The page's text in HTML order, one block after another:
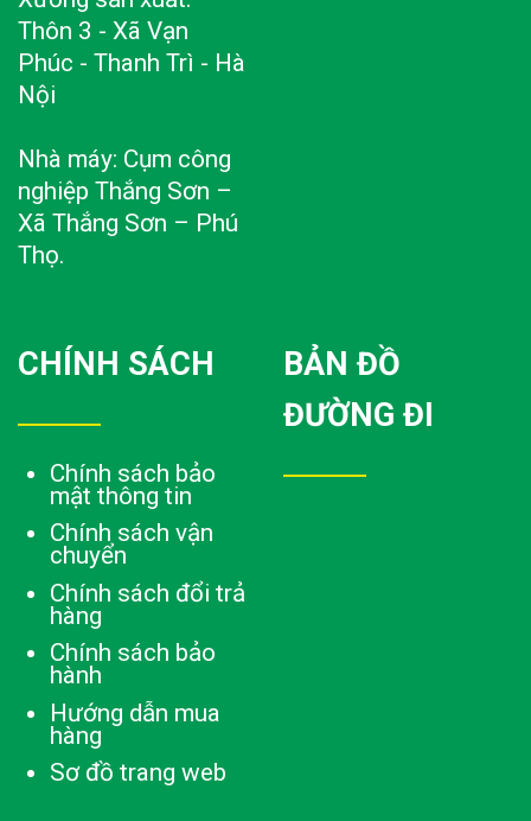
Thôn 3 - Xã Vạn
Phúc - Thanh Trì - Hà
Nội
Nhà máy: Cụm công
nghiệp Thắng Sơn –
Xã Thắng Sơn – Phú
Thọ.
CHÍNH SÁCH
Chính sách bảo
mật thông tin
Chính sách vận
chuyển
Chính sách đổi trả
hàng
Chính sách bảo
hành
Hướng dẫn mua
hàng
Sơ đồ trang web
BẢN ĐỒ
ĐƯỜNG ĐI